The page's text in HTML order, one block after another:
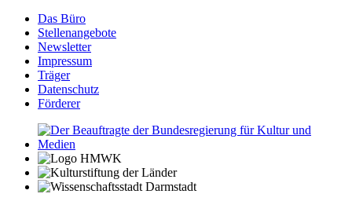
Das Büro
Stellenangebote
Newsletter
Impressum
Träger
Datenschutz
Förderer